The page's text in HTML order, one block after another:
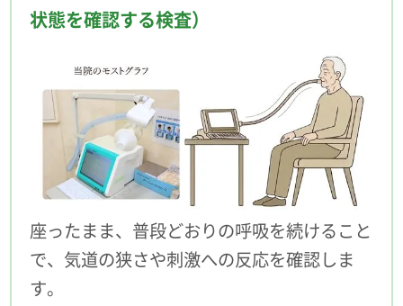
状態を確認する検査）
座ったまま、普段どおりの呼吸を続けること
で、気道の狭さや刺激への反応を確認しま
す。